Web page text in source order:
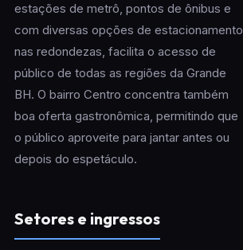
estações de metrô, pontos de ônibus e
com diversas opções de estacionamento
nas redondezas, facilita o acesso de
público de todas as regiões da Grande
BH. O bairro Centro concentra também
boa oferta gastronômica, permitindo que
o público aproveite para jantar antes ou
depois do espetáculo.
Setores e ingressos